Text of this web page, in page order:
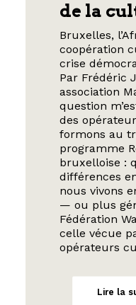
de la
Bruxelles,
coopération
crise
Par Frédéric
association
question
des
formons au
programme
bruxelloise :
différences
nous vivons
— ou plus
Fédération
celle vécue
opérateurs
Lire la